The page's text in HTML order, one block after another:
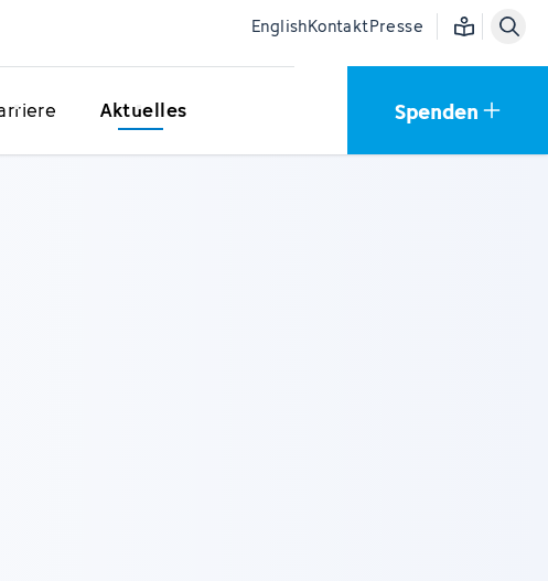
EnglishKontaktPresse Einfache
Aktuelles Spenden